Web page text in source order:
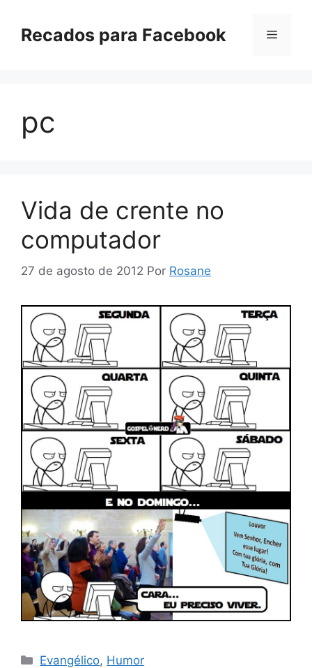
paraRecados para Facebook Menu
pc
Vida de crente no
computador
27 de agosto de 2012 Por Rosane
Categorias
Evangélico, Humor